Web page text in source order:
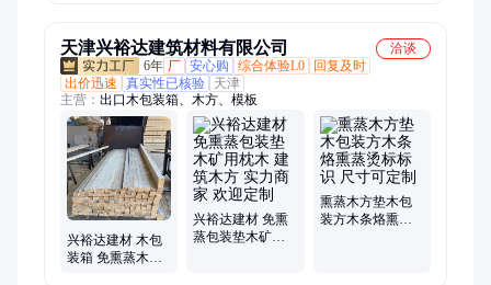
天津兴裕达建筑材料有限公司
洽谈
6年 厂 安心购 综合体验L0
回复及时
出价迅速
真实性已核验
天津
主营： 出口木包装箱、木方、模板
兴裕达建材 木包
装箱 免熏蒸木箱
兴裕达建材 免熏
蒸包装垫木矿用
熏蒸木方垫木包
装方木条烙熏蒸